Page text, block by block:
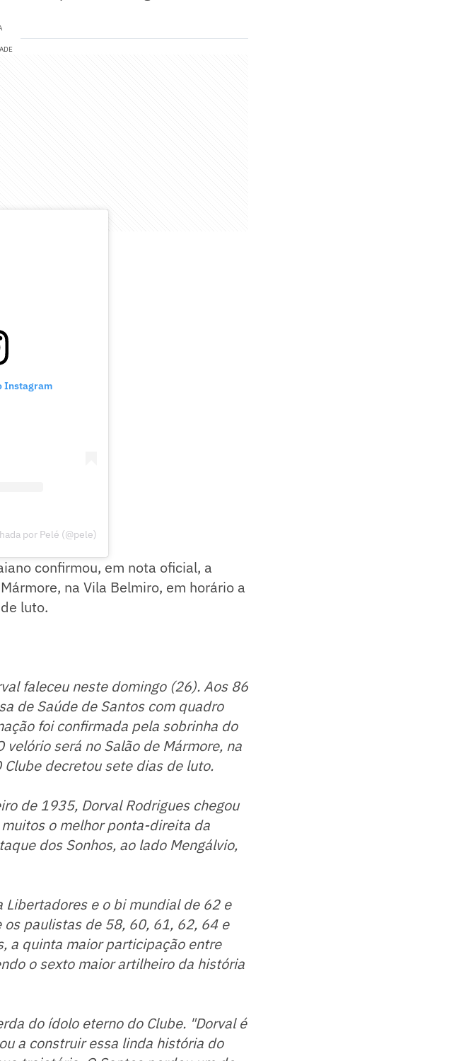
Instagram
por Pelé (@pele)
confirmou, em nota oficial, a
na Vila Belmiro, em horário a
luto.
faleceu neste domingo (26). Aos 86
de Saúde de Santos com quadro
foi confirmada pela sobrinha do
velório será no Salão de Mármore, na
decretou sete dias de luto.
de 1935, Dorval Rodrigues chegou
o melhor ponta-direita da
dos Sonhos, ao lado Mengálvio,
e o bi mundial de 62 e
paulistas de 58, 60, 61, 62, 64 e
a quinta maior participação entre
o sexto maior artilheiro da história
do ídolo eterno do Clube. "Dorval é
a construir essa linda história do